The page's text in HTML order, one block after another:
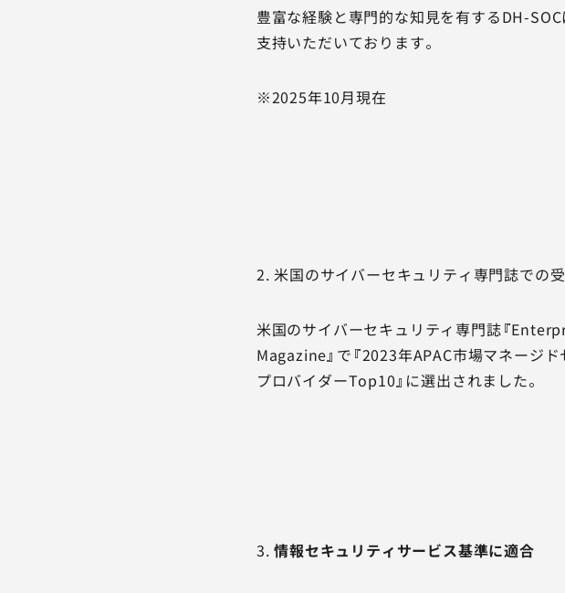
豊富な経験と専門的な知見を有するDH-SOC
支持いただいております。
※2025年10月現在
2. 米国のサイバーセキュリティ専門誌での
米国のサイバーセキュリティ専門誌『
Magazine』で『2023年APAC市場マネージ
プロバイダーTop10』に選出されました。
3.情報セキュリティサービス基準に適合